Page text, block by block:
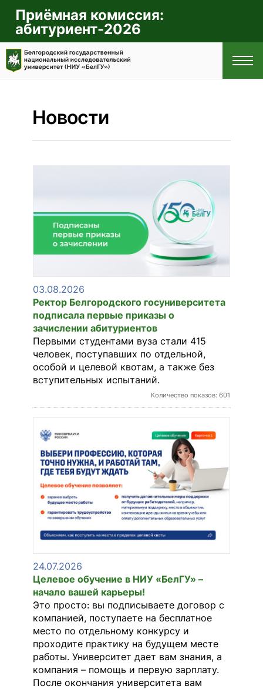
Приёмная комиссия:
абитуриент-2026
ГЛАВНАЯ
СПЕЦИАЛЬНОСТИ
И НАПРАВЛЕНИЯ
ЭКЗАМЕНЫ
СТОИМОСТЬ
ОБУЧЕНИЯ
АБИТУРИЕНТУ
ЭЛЕКТРОННАЯ
НОВОСТИ
КОНТАКТЫ
Новости
03.08.2026
Ректор Белгородского госуниверситета
подписала первые приказы о
зачислении абитуриентов
Первыми студентами вуза стали 415
человек, поступавших по отдельной,
особой и целевой квотам, а также без
вступительных испытаний.
Количество показов: 601
24.07.2026
Целевое обучение в НИУ «БелГУ» –
начало вашей карьеры!
Это просто: вы подписываете договор с
компанией, поступаете на бесплатное
место по отдельному конкурсу и
проходите практику на будущем месте
работы. Университет дает вам знания, а
компания – помощь и первую зарплату.
После окончания университета вам